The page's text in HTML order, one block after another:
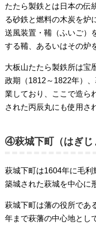
たたら製鉄とは日本の伝
る砂鉄と燃料の木炭を炉
送風装置・鞴（ふいご）
する鞴、あるいはその炉
大板山たたら製鉄所は宝
政期（1812～1822年）
業しており、ここで造ら
された丙辰丸にも使用さ
④萩城下町（はぎじ
萩城下町は1604年に毛利
築城された萩城を中心に
萩城下町は藩の役所であ
年まで萩藩の中心地とし